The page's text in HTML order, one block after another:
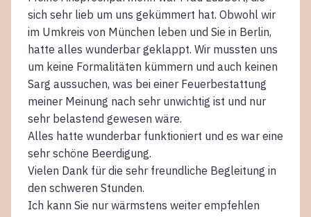
sich sehr lieb um uns gekümmert hat. Obwohl wir
im Umkreis von München leben und Sie in Berlin,
hatte alles wunderbar geklappt. Wir mussten uns
um keine Formalitäten kümmern und auch keinen
Sarg aussuchen, was bei einer Feuerbestattung
meiner Meinung nach sehr unwichtig ist und nur
sehr belastend gewesen wäre.
Alles hatte wunderbar funktioniert und es war eine
sehr schöne Beerdigung.
Vielen Dank für die sehr freundliche Begleitung in
den schweren Stunden.
Ich kann Sie nur wärmstens weiter empfehlen